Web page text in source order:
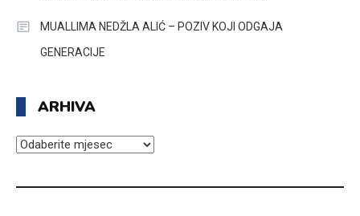
MUALLIMA NEDŽLA ALIĆ – POZIV KOJI ODGAJA
GENERACIJE
ARHIVA
ARHIVA